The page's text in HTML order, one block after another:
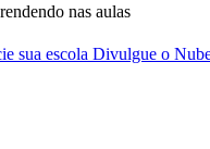
nas aulas
sua escola Divulgue o